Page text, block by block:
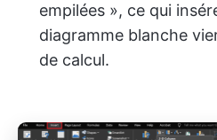
empilées », ce qui
diagramme blanche
de calcul.